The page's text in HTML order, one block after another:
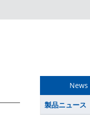
News
製品ニュース